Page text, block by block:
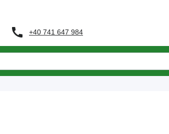
+40 741 647 984